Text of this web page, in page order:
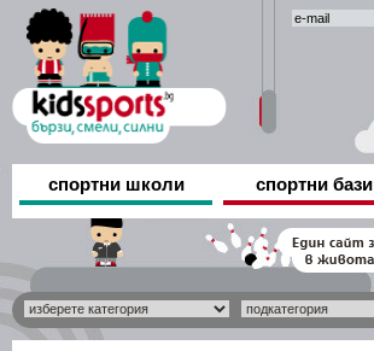
спортни школи спортни бази